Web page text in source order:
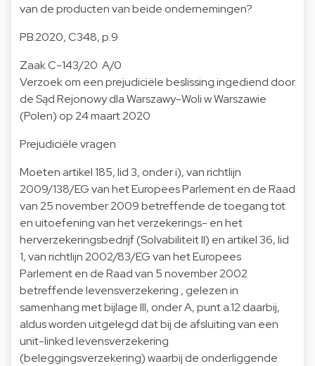
van de producten van beide ondernemingen?
PB.2020, C348, p.9
Zaak C-143/20 A/0
Verzoek om een prejudiciële beslissing ingediend door
de Sąd Rejonowy dla Warszawy-Woli w Warszawie
(Polen) op 24 maart 2020
Prejudiciële vragen
Moeten artikel 185, lid 3, onder i), van richtlijn
2009/138/EG van het Europees Parlement en de Raad
van 25 november 2009 betreffende de toegang tot
en uitoefening van het verzekerings- en het
herverzekeringsbedrijf (Solvabiliteit II) en artikel 36, lid
1, van richtlijn 2002/83/EG van het Europees
Parlement en de Raad van 5 november 2002
betreffende levensverzekering , gelezen in
samenhang met bijlage III, onder A, punt a.12 daarbij,
aldus worden uitgelegd dat bij de afsluiting van een
unit-linked levensverzekering
(beleggingsverzekering) waarbij de onderliggende